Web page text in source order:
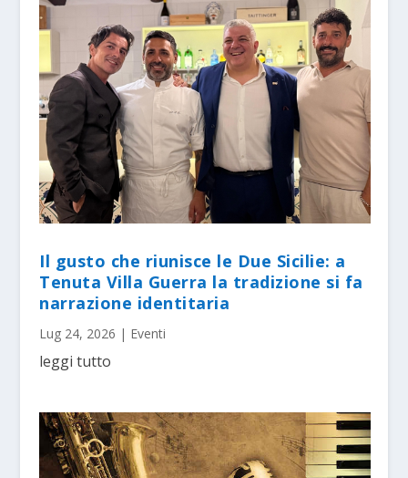
Il gusto che riunisce le Due Sicilie: a
Tenuta Villa Guerra la tradizione si fa
narrazione identitaria
Lug 24, 2026 | Eventi
leggi tutto